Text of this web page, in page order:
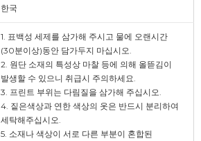
한국
1. 표백성 세제를 삼가해 주시고 물에 오랜시간
(30분이상)동안 담가두지 마십시오.
2. 원단 소재의 특성상 마찰 등에 의해 올뜯김이
발생할 수 있으니 취급시 주의하세요.
3. 프린트 부위는 다림질을 삼가해 주십시오.
4. 짙은색상과 연한 색상의 옷은 반드시 분리하여
세탁해주십시오.
5. 소재나 색상이 서로 다른 부분이 혼합된